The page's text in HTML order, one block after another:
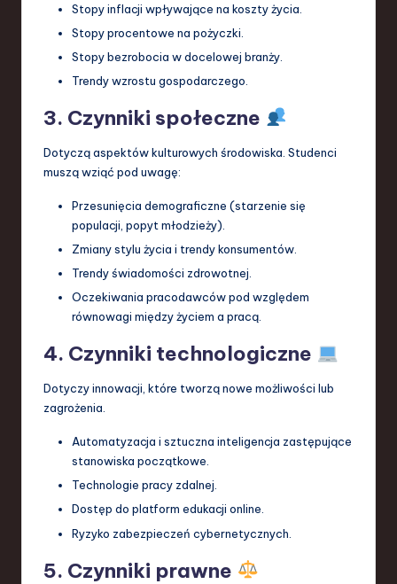
Stopy inflacji wpływające na koszty życia.
Stopy procentowe na pożyczki.
Stopy bezrobocia w docelowej branży.
Trendy wzrostu gospodarczego.
3. Czynniki społeczne
Dotyczą aspektów kulturowych środowiska. Studenci
muszą wziąć pod uwagę:
Przesunięcia demograficzne (starzenie się
populacji, popyt młodzieży).
Zmiany stylu życia i trendy konsumentów.
Trendy świadomości zdrowotnej.
Oczekiwania pracodawców pod względem
równowagi między życiem a pracą.
4. Czynniki technologiczne
Dotyczy innowacji, które tworzą nowe możliwości lub
zagrożenia.
Automatyzacja i sztuczna inteligencja zastępujące
stanowiska początkowe.
Technologie pracy zdalnej.
Dostęp do platform edukacji online.
Ryzyko zabezpieczeń cybernetycznych.
5. Czynniki prawne